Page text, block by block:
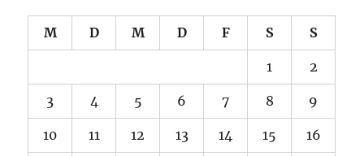
M D M D F S S
1 2
3 4 5 6 7 8 9
10 11 12 13 14 15 16